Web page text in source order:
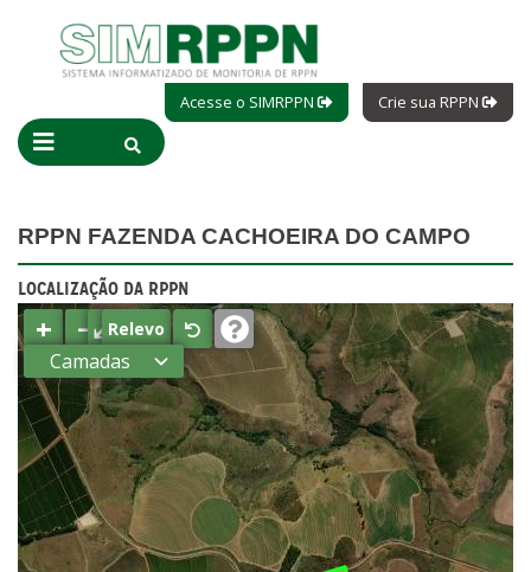
Acesse o SIMRPPN Crie sua RPPN
RPPN FAZENDA CACHOEIRA DO CAMPO
LOCALIZAÇÃO DA RPPN
+ −⤢Relevo
Camadas
Estados
Municípios
Terras
indígenas
(FUNAI)
UC Federal